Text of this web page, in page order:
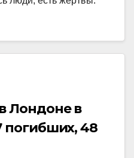
Лондоне в
погибших, 48